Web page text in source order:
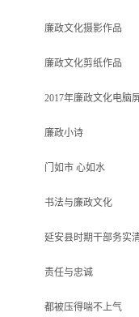
廉政文化摄影作品
廉政文化剪纸作品
2017年廉政文化电脑
廉政小诗
门如市 心如水
书法与廉政文化
延安县时期干部务实
责任与忠诚
都被压得喘不上气